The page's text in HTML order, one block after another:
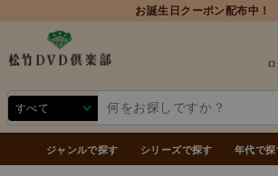
ジャンルで探す シリーズで探す 年代で探